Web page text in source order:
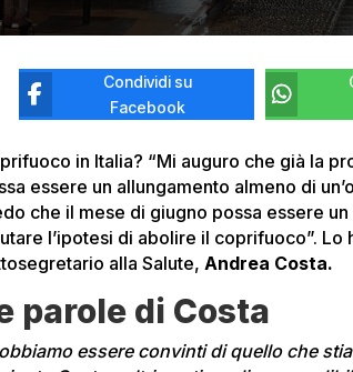
Condividi su
Facebook
in Italia? “Mi auguro che già la
essere un allungamento almeno di
che il mese di giugno possa essere
l’ipotesi di abolire il coprifuoco”. Lo
alla Salute,Andrea Costa.
parole di Costa
essere convinti di quello che